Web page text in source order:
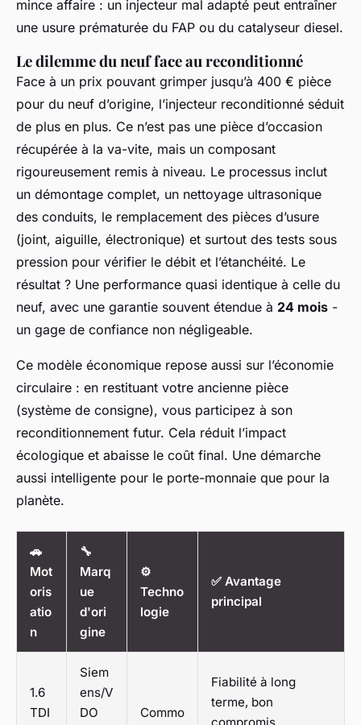
mince affaire : un injecteur mal adapté peut entraîner
une usure prématurée du FAP ou du catalyseur diesel.
Le dilemme du neuf face au reconditionné
Face à un prix pouvant grimper jusqu’à 400 € pièce
pour du neuf d’origine, l’injecteur reconditionné séduit
de plus en plus. Ce n’est pas une pièce d’occasion
récupérée à la va-vite, mais un composant
rigoureusement remis à niveau. Le processus inclut
un démontage complet, un nettoyage ultrasonique
des conduits, le remplacement des pièces d’usure
(joint, aiguille, électronique) et surtout des tests sous
pression pour vérifier le débit et l’étanchéité. Le
résultat ? Une performance quasi identique à celle du
neuf, avec une garantie souvent étendue à 24 mois -
un gage de confiance non négligeable.
Ce modèle économique repose aussi sur l’économie
circulaire : en restituant votre ancienne pièce
(système de consigne), vous participez à son
reconditionnement futur. Cela réduit l’impact
écologique et abaisse le coût final. Une démarche
aussi intelligente pour le porte-monnaie que pour la
planète.
🚗
Mot
oris
atio
n
🔧
Marq
ue
d'ori
gine
⚙️
Techno
logie
✅ Avantage
principal
1.6
TDI
Siem
ens/V
DO
Commo
Fiabilité à long
terme, bon